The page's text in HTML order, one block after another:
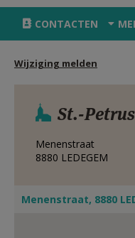
KERK
SHOP
MIJN
CONTACTEN
Wijziging melden
St.-
Menenstraat
8880 LEDEGEM
Menenstraat, 8880